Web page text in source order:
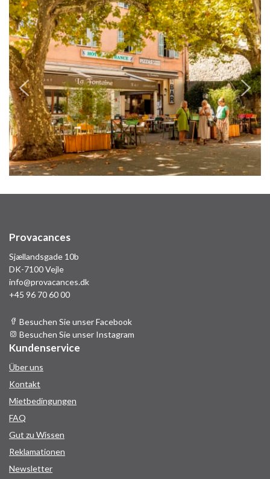
Provacances
Sjællandsgade 10b
DK-7100 Vejle
info@provacances.dk
+45 96 70 60 00
Besuchen Sie unser Facebook
Besuchen Sie unser Instagram
Kundenservice
Über uns
Kontakt
Mietbedingungen
FAQ
Gut zu Wissen
Reklamationen
Newsletter